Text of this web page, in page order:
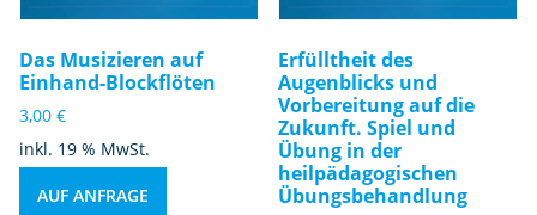
Das Musizieren auf
Einhand-Blockflöten
3,00 €
inkl. 19 % MwSt.
AUF ANFRAGE
Erfülltheit des
Augenblicks und
Vorbereitung auf die
Zukunft. Spiel und
Übung in der
heilpädagogischen
Übungsbehandlung